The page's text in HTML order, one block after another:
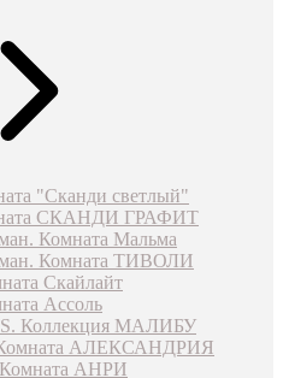
"Сканди светлый"
СКАНДИ ГРАФИТ
Комната Мальма
Комната ТИВОЛИ
Скайлайт
Ассоль
Коллекция МАЛИБУ
Комната АЛЕКСАНДРИЯ
АНРИ